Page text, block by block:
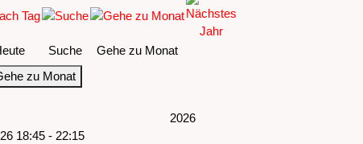
Suche
Gehe zu Monat
zu Monat
2026
18:45 - 22:15